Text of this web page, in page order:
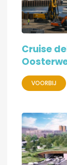
Cruise
VOORBIJ